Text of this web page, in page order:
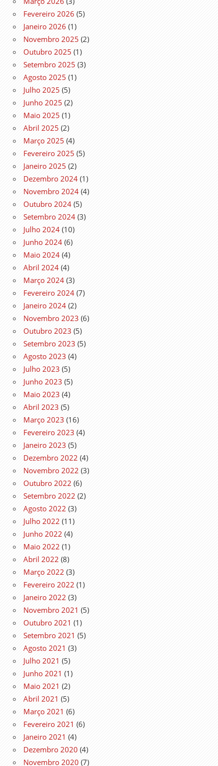
Fevereiro 2026 (5)
Janeiro 2026 (1)
Novembro 2025 (2)
Outubro 2025 (1)
Setembro 2025 (3)
Agosto 2025 (1)
Julho 2025 (5)
Junho 2025 (2)
Maio 2025 (1)
Abril 2025 (2)
Março 2025 (4)
Fevereiro 2025 (5)
Janeiro 2025 (2)
Dezembro 2024 (1)
Novembro 2024 (4)
Outubro 2024 (5)
Setembro 2024 (3)
Julho 2024 (10)
Junho 2024 (6)
Maio 2024 (4)
Abril 2024 (4)
Março 2024 (3)
Fevereiro 2024 (7)
Janeiro 2024 (2)
Novembro 2023 (6)
Outubro 2023 (5)
Setembro 2023 (5)
Agosto 2023 (4)
Julho 2023 (5)
Junho 2023 (5)
Maio 2023 (4)
Abril 2023 (5)
Março 2023 (16)
Fevereiro 2023 (4)
Janeiro 2023 (5)
Dezembro 2022 (4)
Novembro 2022 (3)
Outubro 2022 (6)
Setembro 2022 (2)
Agosto 2022 (3)
Julho 2022 (11)
Junho 2022 (4)
Maio 2022 (1)
Abril 2022 (8)
Março 2022 (3)
Fevereiro 2022 (1)
Janeiro 2022 (3)
Novembro 2021 (5)
Outubro 2021 (1)
Setembro 2021 (5)
Agosto 2021 (3)
Julho 2021 (5)
Junho 2021 (1)
Maio 2021 (2)
Abril 2021 (5)
Março 2021 (6)
Fevereiro 2021 (6)
Janeiro 2021 (4)
Dezembro 2020 (4)
Novembro 2020 (7)